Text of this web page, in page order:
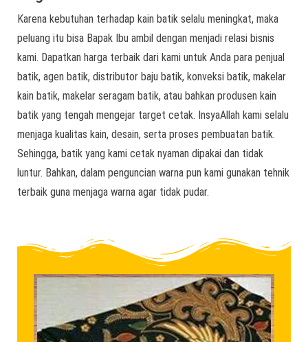
Karena kebutuhan terhadap kain batik selalu meningkat, maka
peluang itu bisa Bapak Ibu ambil dengan menjadi relasi bisnis
kami. Dapatkan harga terbaik dari kami untuk Anda para penjual
batik, agen batik, distributor baju batik, konveksi batik, makelar
kain batik, makelar seragam batik, atau bahkan produsen kain
batik yang tengah mengejar target cetak. InsyaAllah kami selalu
menjaga kualitas kain, desain, serta proses pembuatan batik.
Sehingga, batik yang kami cetak nyaman dipakai dan tidak
luntur. Bahkan, dalam penguncian warna pun kami gunakan tehnik
terbaik guna menjaga warna agar tidak pudar.